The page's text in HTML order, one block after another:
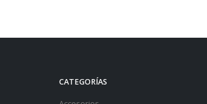
CATEGORÍAS